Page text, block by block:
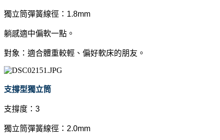
獨立筒彈簧線徑：1.8mm
躺感適中偏軟一點。
對象：適合體重較輕、偏好軟床的朋友。
支撐型獨立筒
支撐度：3
獨立筒彈簧線徑：2.0mm